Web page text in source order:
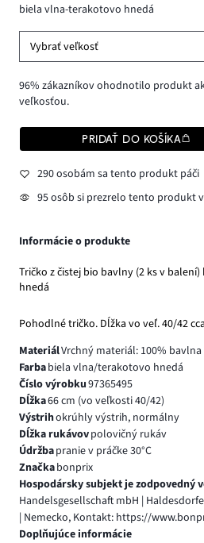
biela vlna-terakotovo hnedá
Vybrať veľkosť
96% zákazníkov ohodnotilo produkt
veľkosťou.
PRIDAŤ DO KOŠÍKA
290 osobám sa tento produkt páči
95 osôb si prezrelo tento produkt
Informácie o produkte
Tričko z čistej bio bavlny (2 ks v
hnedá
Pohodlné tričko. Dĺžka vo veľ. 40/42
MateriálVrchný materiál: 100%
Farbabiela vlna/terakotovo hnedá
Číslo výrobku97365495
Dĺžka66 cm (vo veľkosti 40/42)
Výstrihokrúhly výstrih, normálny
Dĺžka rukávovpolovičný rukáv
Údržbapranie v práčke 30°C
Značkabonprix
Hospodársky subjekt je zodpovedný
Handelsgesellschaft mbH |
| Nemecko, Kontakt: https://
Doplňujúce informácie